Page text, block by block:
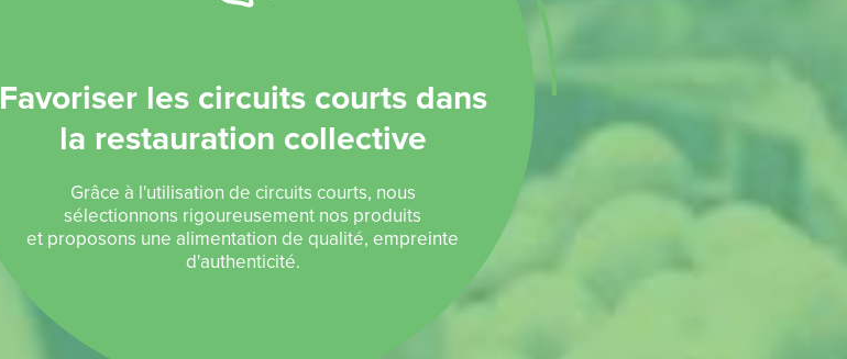
Favoriser les circuits courts dans
la restauration collective
Grâce à l'utilisation de circuits courts, nous
sélectionnons rigoureusement nos produits
et proposons une alimentation de qualité, empreinte
d'authenticité.